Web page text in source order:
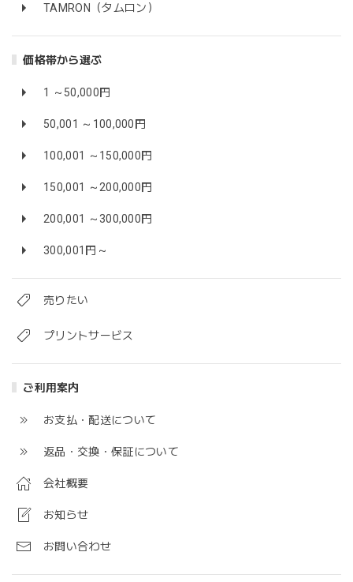
TAMRON（タムロン）
価格帯から選ぶ
1 ～50,000円
50,001 ～100,000円
100,001 ～150,000円
150,001 ～200,000円
200,001 ～300,000円
300,001円～
売りたい
プリントサービス
ご利用案内
お支払・配送について
返品・交換・保証について
会社概要
お知らせ
お問い合わせ